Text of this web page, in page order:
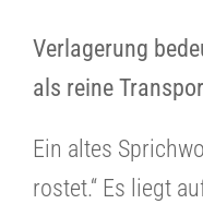
Verlagerung
als reine
Ein altes
rostet.“ Es liegt